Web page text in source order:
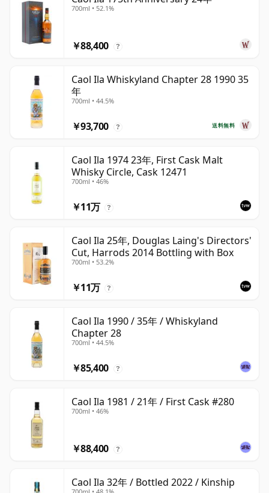
700ml • 52.1%
￥88,400 ?
Caol Ila Whiskyland Chapter 28 1990 35
年
700ml • 44.5%
送料無料
￥93,700 ?
Caol Ila 1974 23年, First Cask Malt
Whisky Circle, Cask 12471
700ml • 46%
￥11万 ?
Caol Ila 25年, Douglas Laing's Directors'
Cut, Harrods 2014 Bottling with Box
700ml • 53.2%
￥11万 ?
Caol Ila 1990 / 35年 / Whiskyland
Chapter 28
700ml • 44.5%
￥85,400 ?
Caol Ila 1981 / 21年 / First Cask #280
700ml • 46%
￥88,400 ?
Caol Ila 32年 / Bottled 2022 / Kinship